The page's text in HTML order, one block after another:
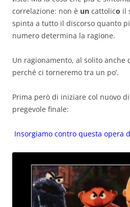
correlazione: non è un cattolico il
spinta a tutto il discorso quanto
numero determina la ragione.
Un ragionamento, al solito anche
perché ci torneremo tra un po’.
Prima però di iniziare col nuovo
pregevole finale:
Insorgiamo contro questa opera